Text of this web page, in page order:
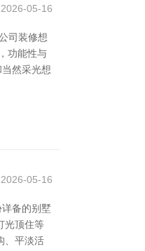
2026-05-16
司装修想
功能性与
然采光想
2026-05-16
备的别墅
光顶住等
、平淡活